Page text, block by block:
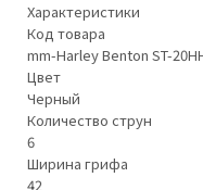
Характеристики
Код товара
mm-Harley Benton ST-
Цвет
Черный
Количество струн
6
Ширина грифа
42